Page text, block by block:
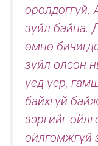
оролдоггүй.
зүйл байна.
өмнө
зүйл олсон
үед үер,
байхгүй
зэргийг
ойлгомжгүй